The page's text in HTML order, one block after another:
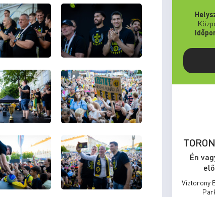
MOVE - Szombathely Sunset Run
Én vagyok én, te vagy te / zártkörű
előadás (Előadás/Kiállítás)
Szombathely, Fő tér - Rendezvénytér, Szombathely,
-2026 Augusztus 29. (Szombat) 17:00
Én
Víztorony